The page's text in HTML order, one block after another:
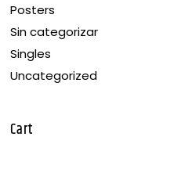
Posters
Sin categorizar
Singles
Uncategorized
Cart